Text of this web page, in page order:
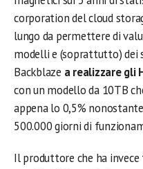
corporation del cloud
lungo da permettere di
modelli e (soprattutto) dei
Backblaze a realizzare gli
con un modello da 10TB
appena lo 0,5%
500.000 giorni di
Il produttore che ha